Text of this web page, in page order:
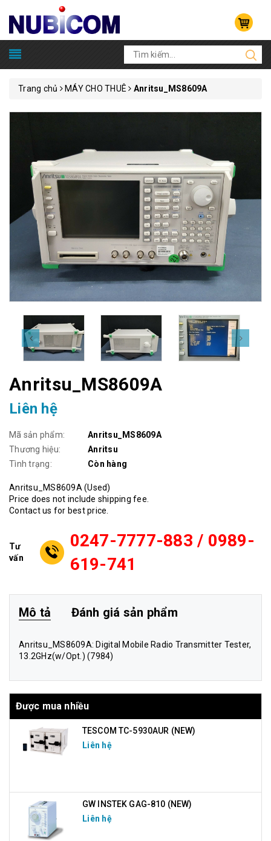
Trang chủ MÁY CHO THUÊ Anritsu_MS8609A
Anritsu_MS8609A
Liên hệ
Mã sản phẩm:
Anritsu_MS8609A
Thương hiệu:
Anritsu
Tình trạng:
Còn hàng
Anritsu_MS8609A (Used)
Price does not include shipping fee.
Contact us for best price.
Tư
vấn
0247-7777-883 / 0989-
619-741
Mô tả Đánh giá sản phẩm
Anritsu_MS8609A: Digital Mobile Radio Transmitter Tester,
13.2GHz(w/Opt. ) (7984)
Được mua nhiều
TESCOM TC-5930AUR (NEW)
Liên hệ
GW INSTEK GAG-810 (NEW)
Liên hệ